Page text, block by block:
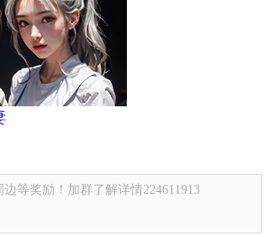
等奖励！加群了解详情224611913